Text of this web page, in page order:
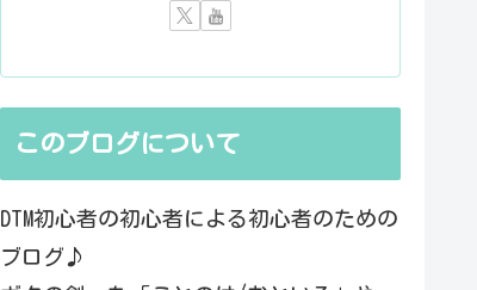
このブログについて
DTM初心者の初心者による初心者のための
ブログ♪